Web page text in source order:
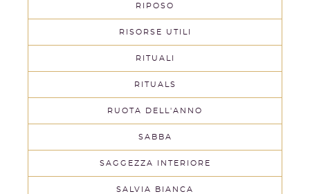
RIPOSO
RISORSE UTILI
RITUALI
RITUALS
RUOTA DELL'ANNO
SABBA
SAGGEZZA INTERIORE
SALVIA BIANCA